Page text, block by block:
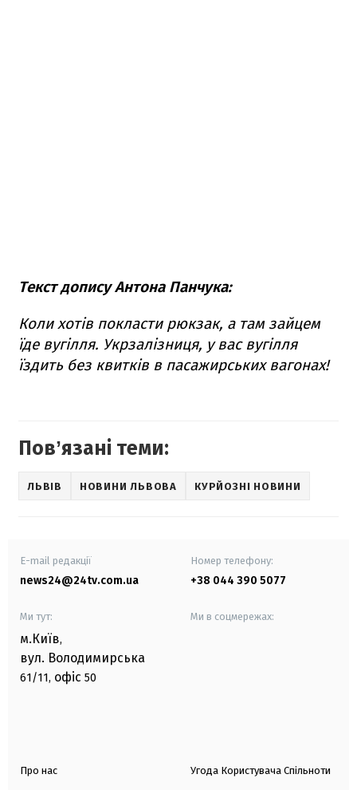
Текст допису Антона Панчука:
Коли хотів покласти рюкзак, а там зайцем
їде вугілля. Укрзалізниця, у вас вугілля
їздить без квитків в пасажирських вагонах!
Повʼязані теми:
ЛЬВІВ НОВИНИ ЛЬВОВА КУРЙОЗНІ НОВИНИ
E-mail редакції
news24@24tv.com.ua
Номер телефону:
+38 044 390 5077
Ми тут:
м.Київ,
вул. Володимирська
61/11, офіс 50
Ми в соцмережах:
Про нас Угода Користувача Спільноти